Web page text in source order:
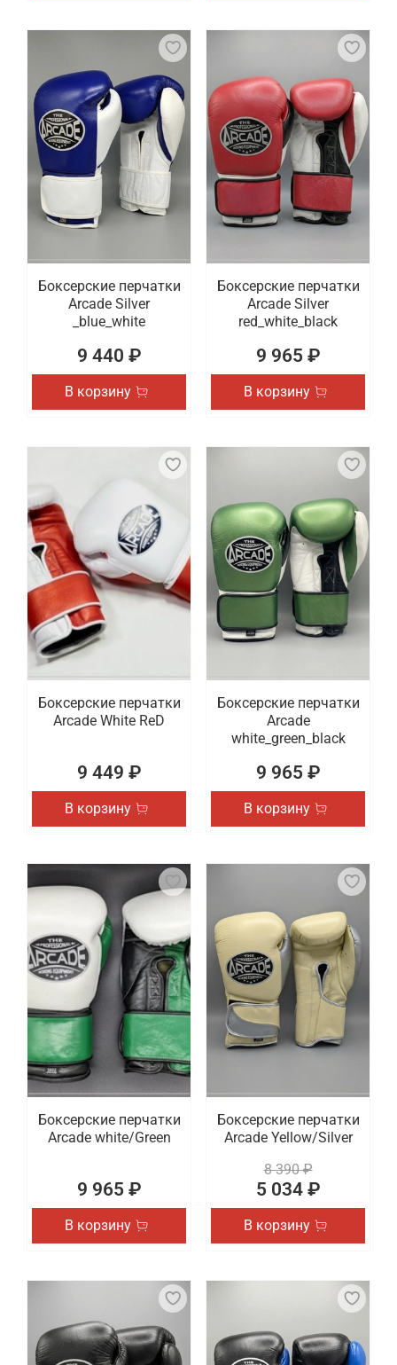
Боксерские перчатки
Arcade Silver
_blue_white
9 440 ₽
В корзину
Боксерские перчатки
Arcade Silver
red_white_black
9 965 ₽
В корзину
Боксерские перчатки
Arcade White ReD
9 449 ₽
В корзину
Боксерские перчатки
Arcade
white_green_black
9 965 ₽
В корзину
Боксерские перчатки
Arcade white/Green
9 965 ₽
В корзину
Боксерские перчатки
Arcade Yellow/Silver
8 390 ₽
5 034 ₽
В корзину